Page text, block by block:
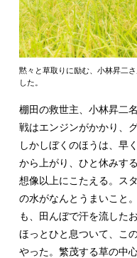
黙々と草取りに励む、小林昇二
した。
棚田の救世主、小林昇二
戦はエンジンがかかり、
しかしぼくのほうは、早
から上がり、ひと休みす
想像以上にこたえる。ス
の水がなんとうまいこと
も、田んぼで汗を流した
ほっとひと息ついて、こ
やった。繁茂する草の中